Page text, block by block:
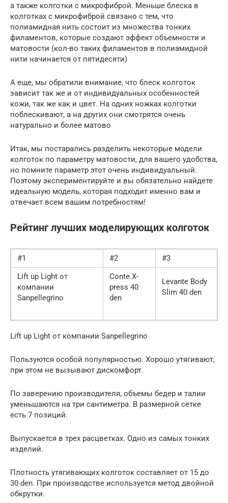
а также колготки с микрофиброй. Меньше блеска в
колготках с микрофиброй связано с тем, что
полиамидная нить состоит из множества тонких
филаментов, которые создают эффект объемности и
матовости (кол-во таких филаментов в полиамидной
нити начинается от пятидесяти)
А еще, мы обратили внимание, что блеск колготок
зависит так же и от индивидуальных особенностей
кожи, так же как и цвет. На одних ножках колготки
поблескивают, а на других они смотрятся очень
натурально и более матово
Итак, мы постарались разделить некоторые модели
колготок по параметру матовости, для вашего удобства,
но помните параметр этот очень индивидуальный.
Поэтому экспериментируйте и вы обязательно найдете
идеальную модель, которая подходит именно вам и
отвечает всем вашим потребностям!
Рейтинг лучших моделирующих колготок
#1 #2
#3
Lift up Light от
компании
Sanpellegrino
Conte X-
press 40
den
Levante Body
Slim 40 den
Lift up Light от компании Sanpellegrino
Пользуются особой популярностью. Хорошо утягивают,
при этом не вызывают дискомфорт.
По заверению производителя, объемы бедер и талии
уменьшаются на три сантиметра. В размерной сетке
есть 7 позиций.
Выпускается в трех расцветках. Одно из самых тонких
изделий.
Плотность утягивающих колготок составляет от 15 до
30 den. При производстве используется метод двойной
обкрутки.